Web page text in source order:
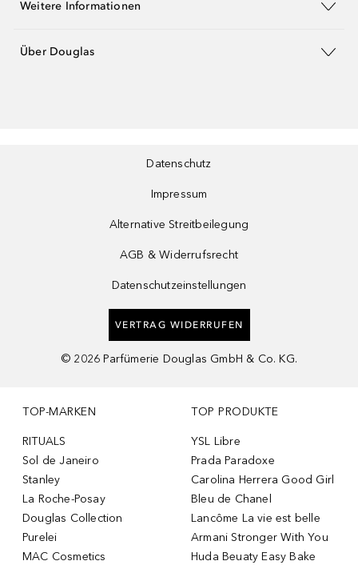
Weitere Informationen
Über Douglas
Datenschutz
Impressum
Alternative Streitbeilegung
AGB & Widerrufsrecht
Datenschutzeinstellungen
VERTRAG WIDERRUFEN
© 2026 Parfümerie Douglas GmbH & Co. KG.
TOP-MARKEN
RITUALS
Sol de Janeiro
Stanley
La Roche-Posay
Douglas Collection
Purelei
MAC Cosmetics
TOP PRODUKTE
YSL Libre
Prada Paradoxe
Carolina Herrera Good Girl
Bleu de Chanel
Lancôme La vie est belle
Armani Stronger With You
Huda Beuaty Easy Bake